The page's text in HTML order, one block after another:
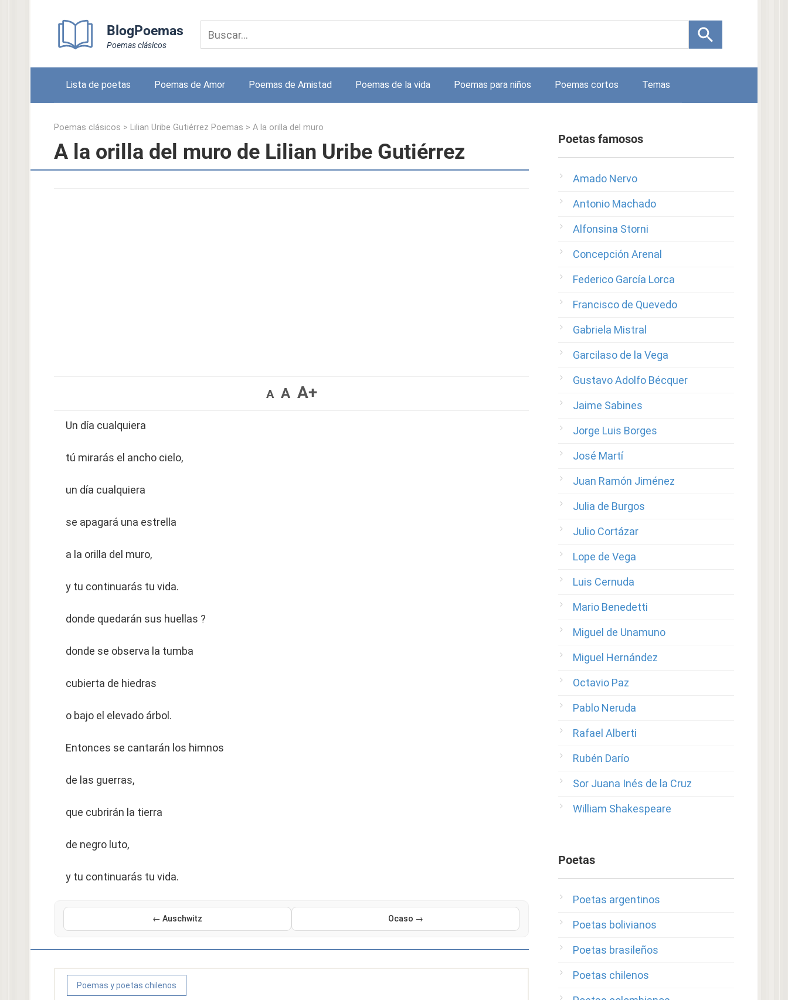
BlogPoemas
Poemas clásicos
Lista de poetas Poemas de Amor Poemas de Amistad Poemas de la vida Poemas para niños Poemas cortos Temas
Poemas clásicos > Lilian Uribe Gutiérrez Poemas > A la orilla del muro
A la orilla del muro de Lilian Uribe Gutiérrez
A A A+
Un día cualquiera
tú mirarás el ancho cielo,
un día cualquiera
se apagará una estrella
a la orilla del muro,
y tu continuarás tu vida.
donde quedarán sus huellas ?
donde se observa la tumba
cubierta de hiedras
o bajo el elevado árbol.
Entonces se cantarán los himnos
de las guerras,
que cubrirán la tierra
de negro luto,
y tu continuarás tu vida.
← Auschwitz Ocaso →
Poemas y poetas chilenos
Poetas famosos
Amado Nervo
Antonio Machado
Alfonsina Storni
Concepción Arenal
Federico García Lorca
Francisco de Quevedo
Gabriela Mistral
Garcilaso de la Vega
Gustavo Adolfo Bécquer
Jaime Sabines
Jorge Luis Borges
José Martí
Juan Ramón Jiménez
Julia de Burgos
Julio Cortázar
Lope de Vega
Luis Cernuda
Mario Benedetti
Miguel de Unamuno
Miguel Hernández
Octavio Paz
Pablo Neruda
Rafael Alberti
Rubén Darío
Sor Juana Inés de la Cruz
William Shakespeare
Poetas
Poetas argentinos
Poetas bolivianos
Poetas brasileños
Poetas chilenos